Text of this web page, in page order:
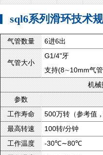
sql6系列滑环技术
气管数量 6进6出
气管大小
G1/4"牙
支持(8∼10mm气
机械
参数
工作寿命
500万转（参考值
最高转速 100转/分钟
工作温度 -30℃∼80℃